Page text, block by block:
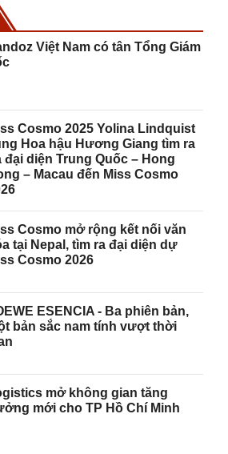
Việt Nam có tân Tổng Giám
Cosmo 2025 Yolina Lindquist
Hoa hậu Hương Giang tìm ra
đại diện Trung Quốc – Hong
– Macau đến Miss Cosmo
Cosmo mở rộng kết nối văn
tại Nepal, tìm ra đại diện dự
Cosmo 2026
ESENCIA - Ba phiên bản,
bản sắc nam tính vượt thời
mở không gian tăng
mới cho TP Hồ Chí Minh